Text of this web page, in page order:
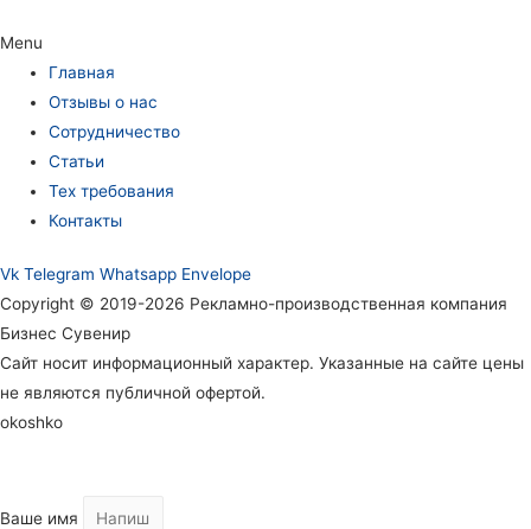
Menu
Главная
Отзывы о нас
Сотрудничество
Статьи
Тех требования
Контакты
Vk Telegram Whatsapp Envelope
Copyright © 2019-2026 Рекламно-производственная компания
Бизнес Сувенир
Сайт носит информационный характер. Указанные на сайте цены
не являются публичной офертой.
okoshko
Ваше имя